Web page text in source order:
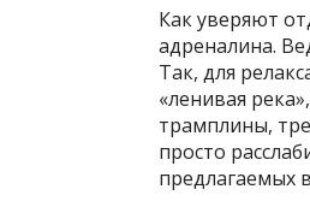
Как уверяют
адреналина.
Так, для
«ленивая
трамплины,
просто
предлагаемых